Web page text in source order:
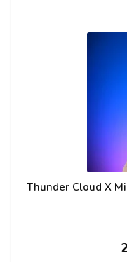
Thunder Cloud X